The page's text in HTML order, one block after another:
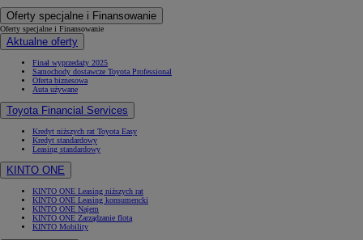
Oferty specjalne i Finansowanie
Oferty specjalne i Finansowanie
Aktualne oferty
Finał wyprzedaży 2025
Samochody dostawcze Toyota Professional
Oferta biznesowa
Auta używane
Toyota Financial Services
Kredyt niższych rat Toyota Easy
Kredyt standardowy
Leasing standardowy
KINTO ONE
KINTO ONE Leasing niższych rat
KINTO ONE Leasing konsumencki
KINTO ONE Najem
KINTO ONE Zarządzanie flotą
KINTO Mobility